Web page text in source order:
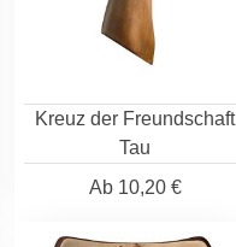
Kreuz der Freundschaft
Tau
Ab10,20 €